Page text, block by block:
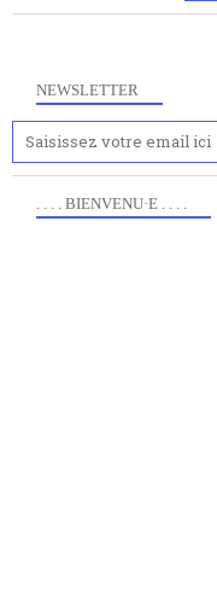
NEWSLETTER
. . . . BIENVENU·E . . . .